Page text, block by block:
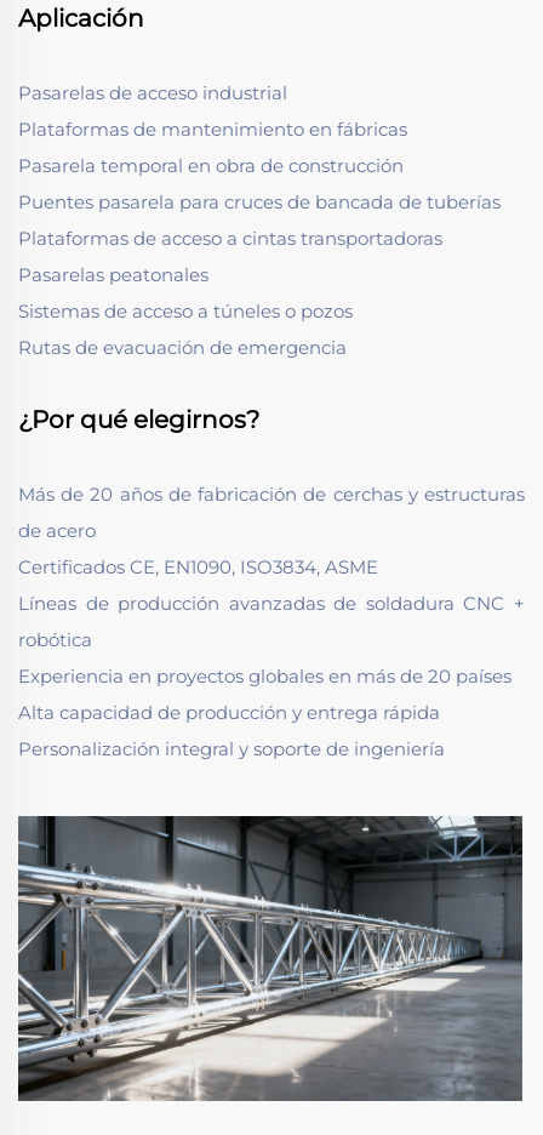
Aplicación
Pasarelas de acceso industrial
Plataformas de mantenimiento en fábricas
Pasarela temporal en obra de construcción
Puentes pasarela para cruces de bancada de tuberías
Plataformas de acceso a cintas transportadoras
Pasarelas peatonales
Sistemas de acceso a túneles o pozos
Rutas de evacuación de emergencia
¿Por qué elegirnos?
Más de 20 años de fabricación de cerchas y estructuras
de acero
Certificados CE, EN1090, ISO3834, ASME
Líneas de producción avanzadas de soldadura CNC +
robótica
Experiencia en proyectos globales en más de 20 países
Alta capacidad de producción y entrega rápida
Personalización integral y soporte de ingeniería